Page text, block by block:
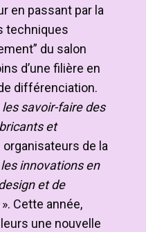
en passant par la
techniques
du salon
d’une filière en
différenciation.
savoir-faire des
et
organisateurs de la
innovations en
et de
». Cette année,
une nouvelle